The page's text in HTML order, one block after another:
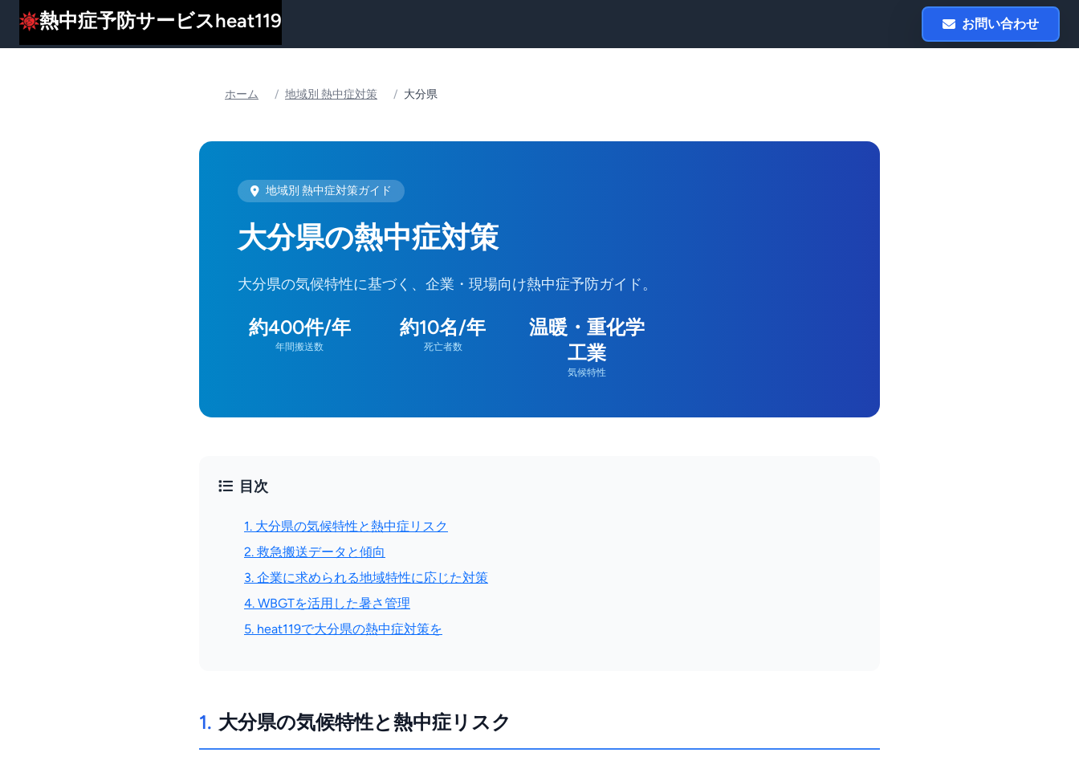
熱中症予防サービスheat119 お問い合わせ
ホーム / 地域別 熱中症対策 / 大分県
地域別 熱中症対策ガイド
大分県の熱中症対策
大分県の気候特性に基づく、企業・現場向け熱中症予防ガイド。
約400件/年
年間搬送数
約10名/年
死亡者数
温暖・重化学
工業
気候特性
目次
1. 大分県の気候特性と熱中症リスク
2. 救急搬送データと傾向
3. 企業に求められる地域特性に応じた対策
4. WBGTを活用した暑さ管理
5. heat119で大分県の熱中症対策を
1. 大分県の気候特性と熱中症リスク